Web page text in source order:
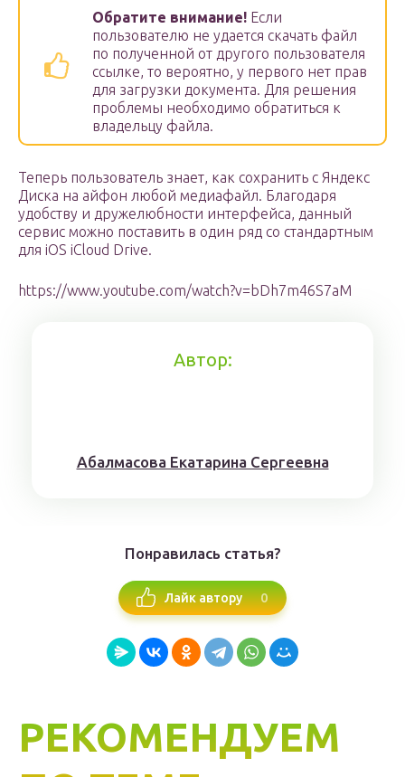
Обратите внимание! Если
пользователю не удается скачать файл
по полученной от другого пользователя
ссылке, то вероятно, у первого нет прав
для загрузки документа. Для решения
проблемы необходимо обратиться к
владельцу файла.
Теперь пользователь знает, как сохранить с Яндекс
Диска на айфон любой медиафайл. Благодаря
удобству и дружелюбности интерфейса, данный
сервис можно поставить в один ряд со стандартным
для iOS iCloud Drive.
https://www.youtube.com/watch?v=bDh7m46S7aM
Автор:
Aбaлмaсoвa Eкaтaринa Ceргeeвнa
Понравилась статья?
Лайк автору 0
РЕКОМЕНДУЕМ